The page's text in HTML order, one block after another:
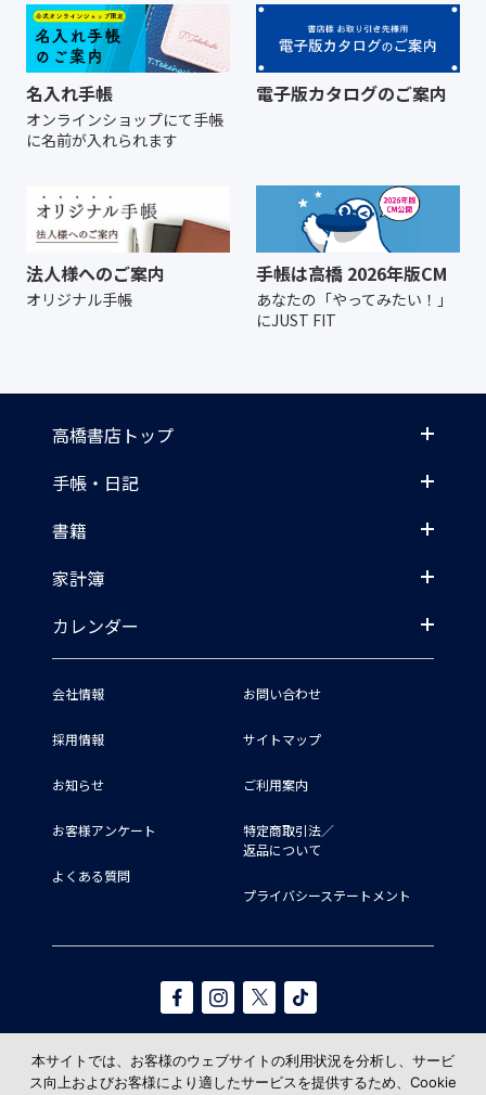
名入れ手帳
オンラインショップにて手帳
に名前が入れられます
電子版カタログのご案内
法人様へのご案内
オリジナル手帳
手帳は高橋 2026年版CM
あなたの「やってみたい！」
にJUST FIT
高橋書店トップ
手帳・日記
書籍
家計簿
カレンダー
会社情報
採用情報
お知らせ
お客様アンケート
よくある質問
お問い合わせ
サイトマップ
ご利用案内
特定商取引法／
返品について
プライバシーステートメント
本サイトでは、お客様のウェブサイトの利用状況を分析し、サービ
ス向上およびお客様により適したサービスを提供するため、Cookie